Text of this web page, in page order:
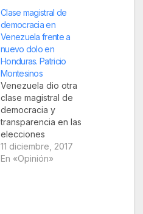
Clase magistral de
democracia en
Venezuela frente a
nuevo dolo en
Honduras. Patricio
Montesinos
Venezuela dio otra
clase magistral de
democracia y
transparencia en las
elecciones
municipales que
celebró este 10 de
11 diciembre, 2017
En «Opinión»